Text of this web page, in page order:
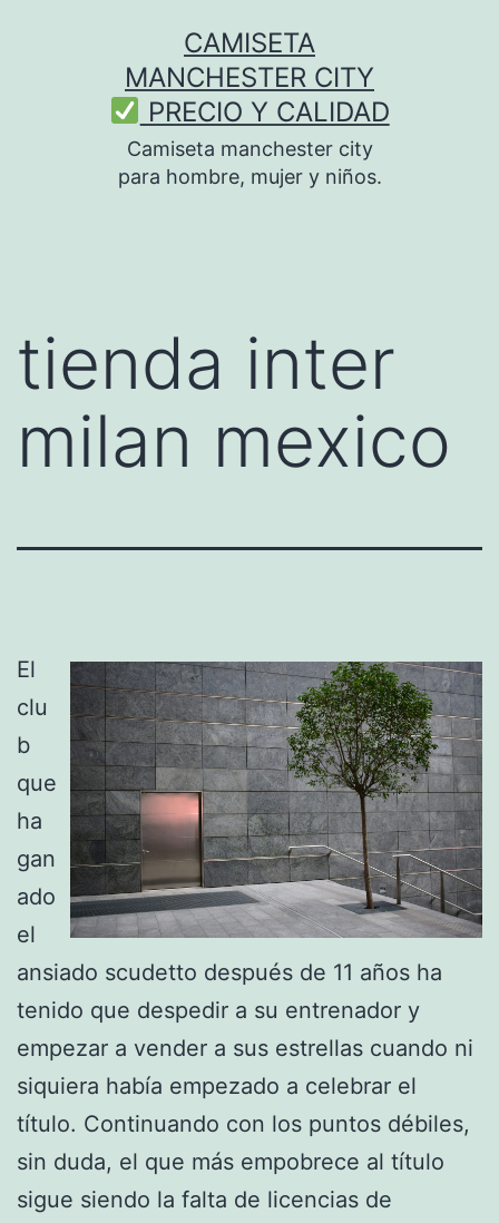
CAMISETA
MANCHESTER CITY
PRECIO Y CALIDAD
Camiseta manchester city
para hombre, mujer y niños.
tienda inter
milan mexico
El
clu
b
que
ha
gan
ado
el
ansiado scudetto después de 11 años ha
tenido que despedir a su entrenador y
empezar a vender a sus estrellas cuando ni
siquiera había empezado a celebrar el
título. Continuando con los puntos débiles,
sin duda, el que más empobrece al título
sigue siendo la falta de licencias de